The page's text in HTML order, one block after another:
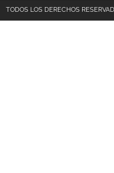
TODOS LOS DERECHOS